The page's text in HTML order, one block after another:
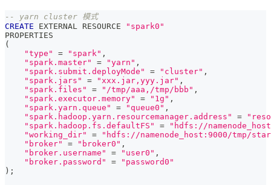
-- yarn cluster 模式
CREATE EXTERNAL RESOURCE
"spark0"
PROPERTIES
(
"type"
= "spark" ,
"spark.master"
= "yarn" ,
"spark.submit.deployMode"
= "cluster" ,
"spark.jars"
= "xxx.jar,yyy.jar" ,
"spark.files"
= "/tmp/aaa,/tmp/bbb" ,
"spark.executor.memory"
= "1g" ,
"spark.yarn.queue"
= "queue0" ,
"spark.hadoop.yarn.resourcemanager.address"
=
"spark.hadoop.fs.defaultFS"
=
"hdfs://
"working_dir"
=
"hdfs://namenode_host:9000/tmp/
"broker"
= "broker0" ,
"broker.username"
= "user0" ,
"broker.password"
=
"password0"
) ;